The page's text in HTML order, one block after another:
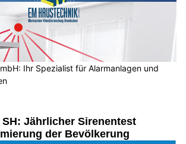
Ihr Spezialist für Alarmanlagen und
Jährlicher Sirenentest
der Bevölkerung